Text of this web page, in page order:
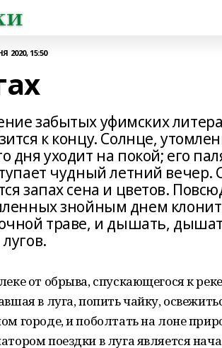
2020, 15:50
забытых уфимских
к концу. Солнце,
дня уходит на покой; его
чудный летний вечер.
запах сена и цветов.
знойным днем клонит
траве, и дышать,
от обрыва, спускающегося к
в луга, попить чайку,
городе, и поболтать на лоне
поездки в луга является